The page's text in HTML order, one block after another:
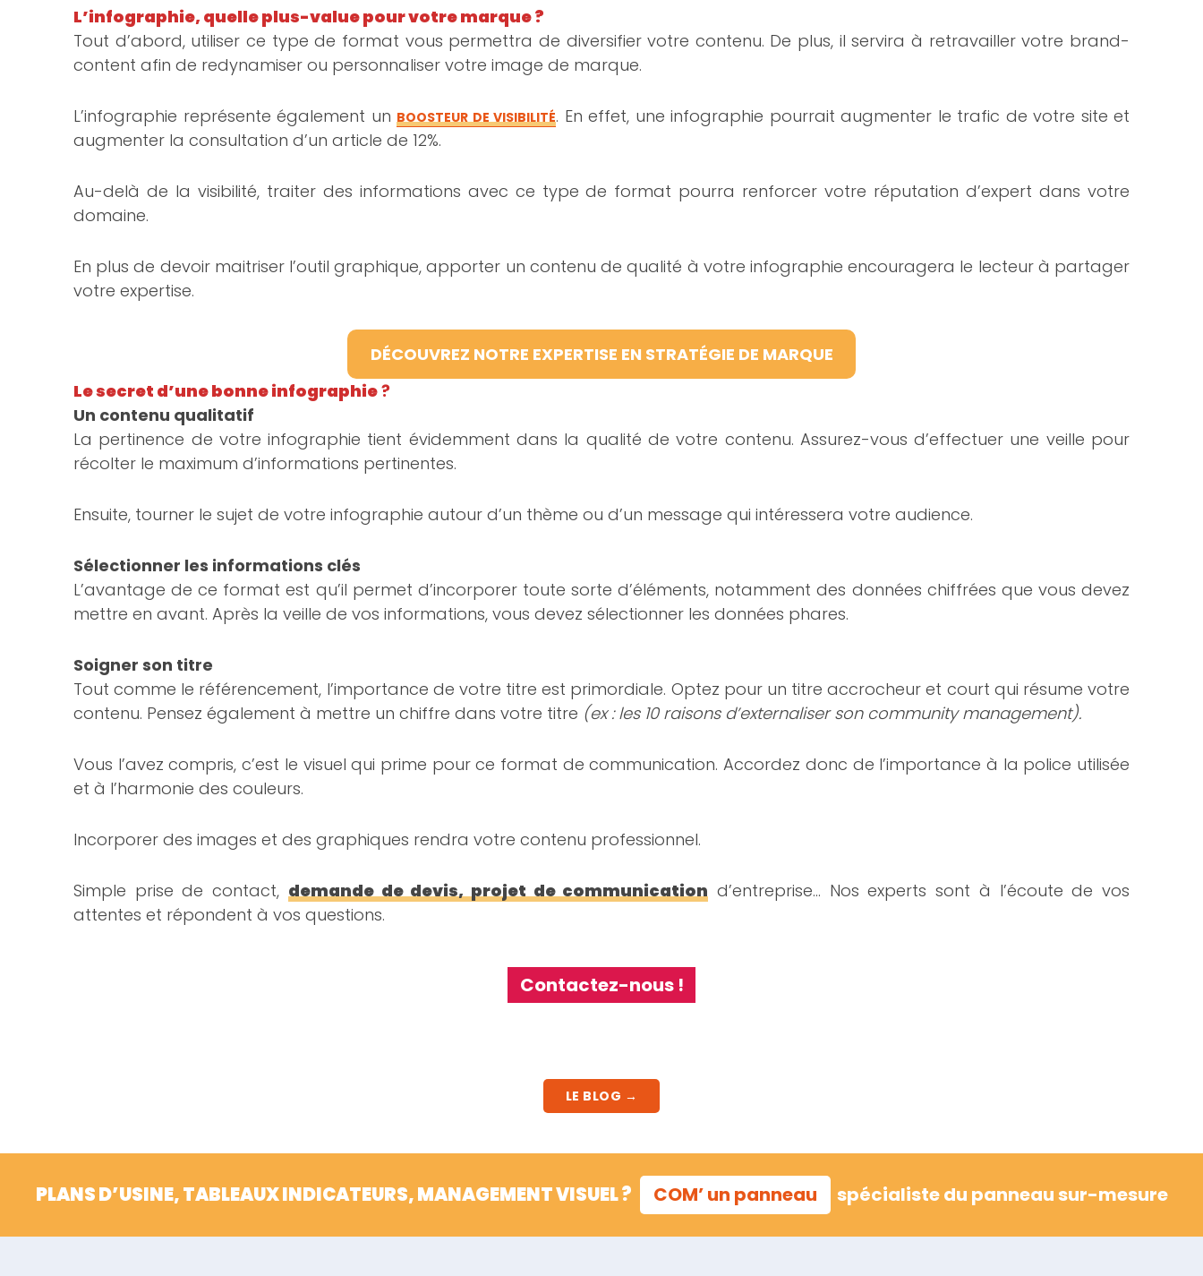
L’infographie, quelle plus-value pour votre marque ?
Tout d’abord, utiliser ce type de format vous permettra de diversifier votre contenu. De plus, il servira à retravailler votre brand-
content afin de redynamiser ou personnaliser votre image de marque.
L’infographie représente également un BOOSTEUR DE VISIBILITÉ. En effet, une infographie pourrait augmenter le trafic de votre site et
augmenter la consultation d’un article de 12%.
Au-delà de la visibilité, traiter des informations avec ce type de format pourra renforcer votre réputation d’expert dans votre
domaine.
En plus de devoir maitriser l’outil graphique, apporter un contenu de qualité à votre infographie encouragera le lecteur à partager
votre expertise.
DÉCOUVREZ NOTRE EXPERTISE EN STRATÉGIE DE MARQUE
Le secret d’une bonne infographie?
Un contenu qualitatif
La pertinence de votre infographie tient évidemment dans la qualité de votre contenu. Assurez-vous d’effectuer une veille pour
récolter le maximum d’informations pertinentes.
Ensuite, tourner le sujet de votre infographie autour d’un thème ou d’un message qui intéressera votre audience.
Sélectionner les informations clés
L’avantage de ce format est qu’il permet d’incorporer toute sorte d’éléments, notamment des données chiffrées que vous devez
mettre en avant. Après la veille de vos informations, vous devez sélectionner les données phares.
Soigner son titre
Tout comme le référencement, l’importance de votre titre est primordiale. Optez pour un titre accrocheur et court qui résume votre
contenu. Pensez également à mettre un chiffre dans votre titre (ex : les 10 raisons d’externaliser son community management).
Vous l’avez compris, c’est le visuel qui prime pour ce format de communication. Accordez donc de l’importance à la police utilisée
et à l’harmonie des couleurs.
Incorporer des images et des graphiques rendra votre contenu professionnel.
Simple prise de contact, demande de devis, projet de communication d’entreprise… Nos experts sont à l’écoute de vos
attentes et répondent à vos questions.
Contactez-nous !
LE BLOG →
PLANS D’USINE, TABLEAUX INDICATEURS, MANAGEMENT VISUEL ? COM’ un panneau spécialiste du panneau sur-mesure